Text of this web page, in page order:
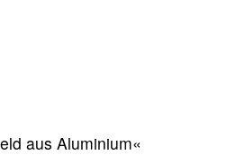
aus Aluminium«